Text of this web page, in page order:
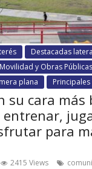
Destacadas
y Obras Públicas
plana Principales
su cara
entrenar,
para
2415 Views